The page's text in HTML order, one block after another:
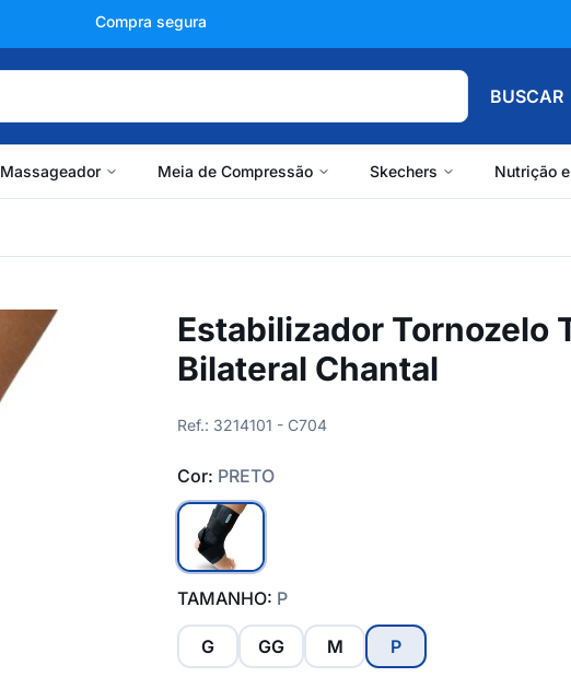
+150 mil avaliações
BUSCAR
Massageador Meia de Compressão Skechers Nutrição
Estabilizador Tornozelo
Bilateral Chantal
Ref.: 3214101 - C704
Cor: PRETO
TAMANHO: P
G GG M P